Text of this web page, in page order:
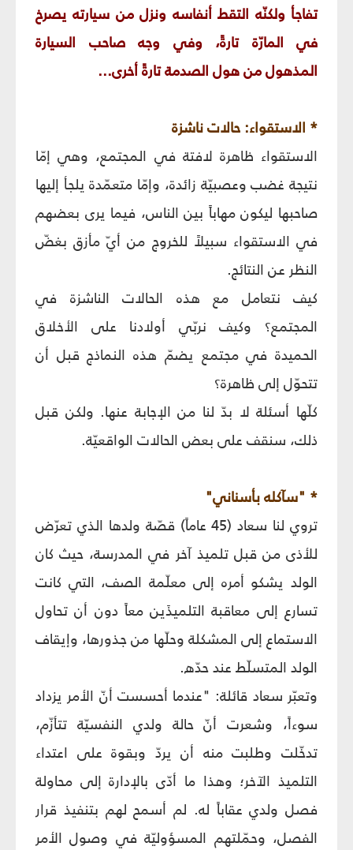
تفاجأ ولكنّه التقط أنفاسه ونزل من سيارته يصرخ
في المارّة تارةً، وفي وجه صاحب السيارة
المذهول من هول الصدمة تارةً أخرى...
* الاستقواء: حالات ناشزة
الاستقواء ظاهرة لافتة في المجتمع، وهي إمّا
نتيجة غضب وعصبيّة زائدة، وإمّا متعمّدة يلجأ إليها
صاحبها ليكون مهاباً بين الناس، فيما يرى بعضهم
في الاستقواء سبيلاً للخروج من أيّ مأزق بغضّ
النظر عن النتائج.
كيف نتعامل مع هذه الحالات الناشزة في
المجتمع؟ وكيف نربّي أولادنا على الأخلاق
الحميدة في مجتمع يضمّ هذه النماذج قبل أن
تتحوّل إلى ظاهرة؟
كلّها أسئلة لا بدّ لنا من الإجابة عنها. ولكن قبل
ذلك، سنقف على بعض الحالات الواقعيّة.
* "سآكله بأسناني"
تروي لنا سعاد (45 عاماً) قصّة ولدها الذي تعرّض
للأذى من قبل تلميذ آخر في المدرسة، حيث كان
الولد يشكو أمره إلى معلّمة الصف، التي كانت
تسارع إلى معاقبة التلميذَين معاً دون أن تحاول
الاستماع إلى المشكلة وحلّها من جذورها، وإيقاف
الولد المتسلّط عند حدّه.
وتعبّر سعاد قائلة: "عندما أحسست أنّ الأمر يزداد
سوءاً، وشعرت أنّ حالة ولدي النفسيّة تتأزّم،
تدخّلت وطلبت منه أن يردّ وبقوة على اعتداء
التلميذ الآخر؛ وهذا ما أدّى بالإدارة إلى محاولة
فصل ولدي عقاباً له. لم أسمح لهم بتنفيذ قرار
الفصل، وحمّلتهم المسؤوليّة في وصول الأمر